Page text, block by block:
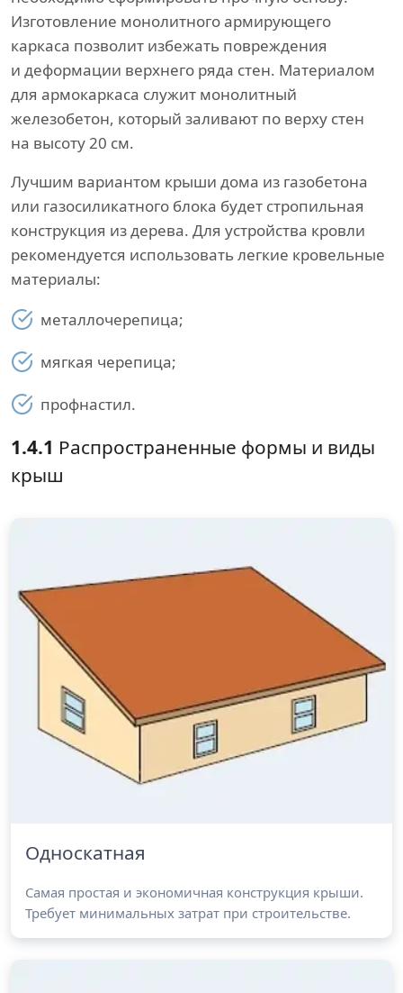
Изготовление монолитного армирующего
каркаса позволит избежать повреждения
и деформации верхнего ряда стен. Материалом
для армокаркаса служит монолитный
железобетон, который заливают по верху стен
на высоту 20 см.
Лучшим вариантом крыши дома из газобетона
или газосиликатного блока будет стропильная
конструкция из дерева. Для устройства кровли
рекомендуется использовать легкие кровельные
материалы:
металлочерепица;
мягкая черепица;
профнастил.
1.4.1 Распространенные формы и виды
крыш
Односкатная
Самая простая и экономичная конструкция крыши.
Требует минимальных затрат при строительстве.